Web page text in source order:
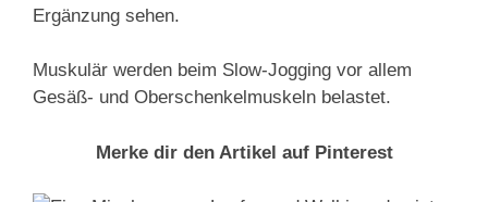
Ergänzung sehen.
Muskulär werden beim Slow-Jogging vor allem
Gesäß- und Oberschenkelmuskeln belastet.
Merke dir den Artikel auf Pinterest